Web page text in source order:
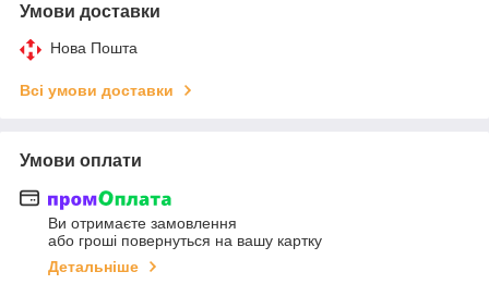
Умови доставки
Нова Пошта
Всі умови доставки
Умови оплати
Ви отримаєте замовлення
або гроші повернуться на вашу картку
Детальніше